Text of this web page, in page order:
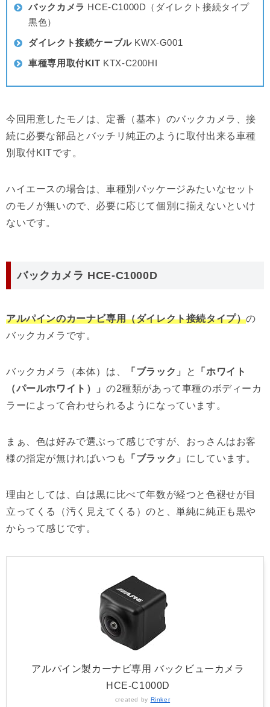
バックカメラ HCE-C1000D（ダイレクト接続タイプ
黒色）
ダイレクト接続ケーブルKWX-G001
車種専用取付KIT KTX-C200HI
今回用意したモノは、定番（基本）のバックカメラ、接
続に必要な部品とバッチリ純正のように取付出来る車種
別取付KITです。
ハイエースの場合は、車種別パッケージみたいなセット
のモノが無いので、必要に応じて個別に揃えないといけ
ないです。
バックカメラ HCE-C1000D
アルパインのカーナビ専用（ダイレクト接続タイプ）の
バックカメラです。
バックカメラ（本体）は、 「ブラック」 と
「ホワイト
（パールホワイト）」の2種類があって車種のボディーカ
ラーによって合わせられるようになっています。
まぁ、色は好みで選ぶって感じですが、おっさんはお客
様の指定が無ければいつも
「ブラック」 にしています。
理由としては、白は黒に比べて年数が経つと色褪せが目
立ってくる（汚く見えてくる）のと、単純に純正も黒や
からって感じです。
アルパイン製カーナビ専用 バックビューカメラ
HCE-C1000D
created by Rinker